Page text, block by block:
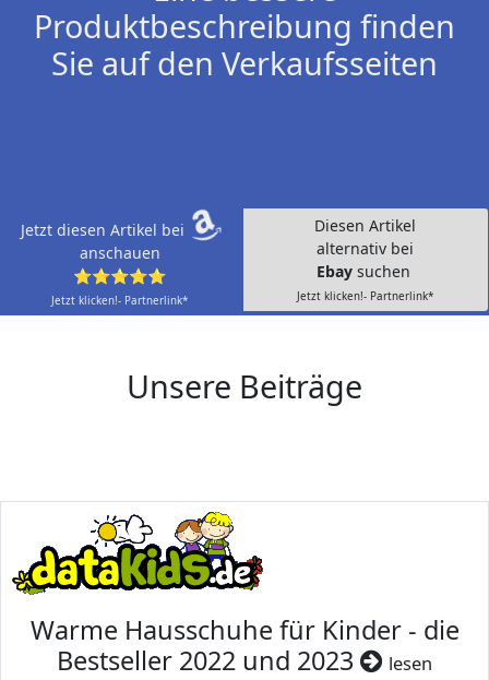
Produktbeschreibung finden
Sie auf den Verkaufsseiten
Jetzt diesen Artikel bei
anschauen
⭐⭐⭐⭐⭐
Jetzt klicken!- Partnerlink*
Diesen Artikel
alternativ bei
Ebay suchen
Jetzt klicken!- Partnerlink*
Unsere Beiträge
Warme Hausschuhe für Kinder - die
Bestseller 2022 und 2023
lesen